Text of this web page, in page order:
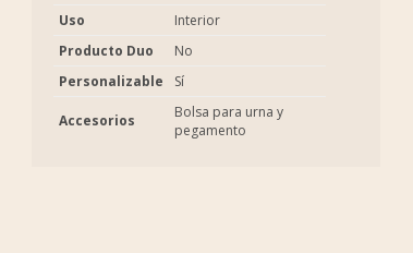
Uso
Interior
Producto Duo
No
Personalizable
Sí
Accesorios
Bolsa para urna y
pegamento